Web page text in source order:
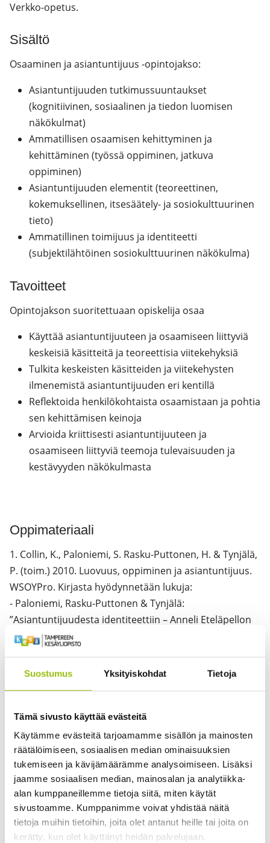
Suostumus Yksityiskohdat Tietoja
Tämä sivusto käyttää evästeitä
Käytämme evästeitä tarjoamamme sisällön ja mainosten
räätälöimiseen, sosiaalisen median ominaisuuksien
tukemiseen ja kävijämäärämme analysoimiseen. Lisäksi
jaamme sosiaalisen median, mainosalan ja analytiikka-
alan kumppaneillemme tietoja siitä, miten käytät
sivustoamme. Kumppanimme voivat yhdistää näitä
tietoja muihin tietoihin, joita olet antanut heille tai joita on
kerätty, kun olet käyttänyt heidän palvelujaan.
Verkko-opetus.
Sisältö
Osaaminen ja asiantuntijuus -opintojakso:
Asiantuntijuuden tutkimussuuntaukset
(kognitiivinen, sosiaalinen ja tiedon luomisen
näkökulmat)
Ammatillisen osaamisen kehittyminen ja
kehittäminen (työssä oppiminen, jatkuva
oppiminen)
Asiantuntijuuden elementit (teoreettinen,
kokemuksellinen, itsesäätely- ja sosiokulttuurinen
tieto)
Ammatillinen toimijuus ja identiteetti
(subjektilähtöinen sosiokulttuurinen näkökulma)
Tavoitteet
Opintojakson suoritettuaan opiskelija osaa
Käyttää asiantuntijuuteen ja osaamiseen liittyviä
keskeisiä käsitteitä ja teoreettisia viitekehyksiä
Tulkita keskeisten käsitteiden ja viitekehysten
ilmenemistä asiantuntijuuden eri kentillä
Reflektoida henkilökohtaista osaamistaan ja pohtia
sen kehittämisen keinoja
Arvioida kriittisesti asiantuntijuuteen ja
osaamiseen liittyviä teemoja tulevaisuuden ja
kestävyyden näkökulmasta
Oppimateriaali
1. Collin, K., Paloniemi, S. Rasku-Puttonen, H. & Tynjälä,
P. (toim.) 2010. Luovuus, oppiminen ja asiantuntijuus.
WSOYPro. Kirjasta hyödynnetään lukuja:
- Paloniemi, Rasku-Puttonen & Tynjälä:
”Asiantuntijuudesta identiteettiin – Anneli Eteläpellon
tutkimuspolkuja”.
tietoinen osaaminen”.
2. Hökkä, P., Paloniemi, S., Vähäsantanen, K., Herranen,
S., Manninen, M., & Eteläpelto, A. (2014). Ammatillisen
toimijuuden ja työssä oppimisen vahvistaminen: luovia
voimavaroja työhön!
3. Lemmetty, S., & Collin, K. (2022). Jatkuva oppiminen
ja aikuispedagogiikka työssä. SoPhi, (20).
4. Jakonen, M. 2017. Vastatieto – Tulevaisuuden
asiantuntijuutta etsimässä. Eduskunnan